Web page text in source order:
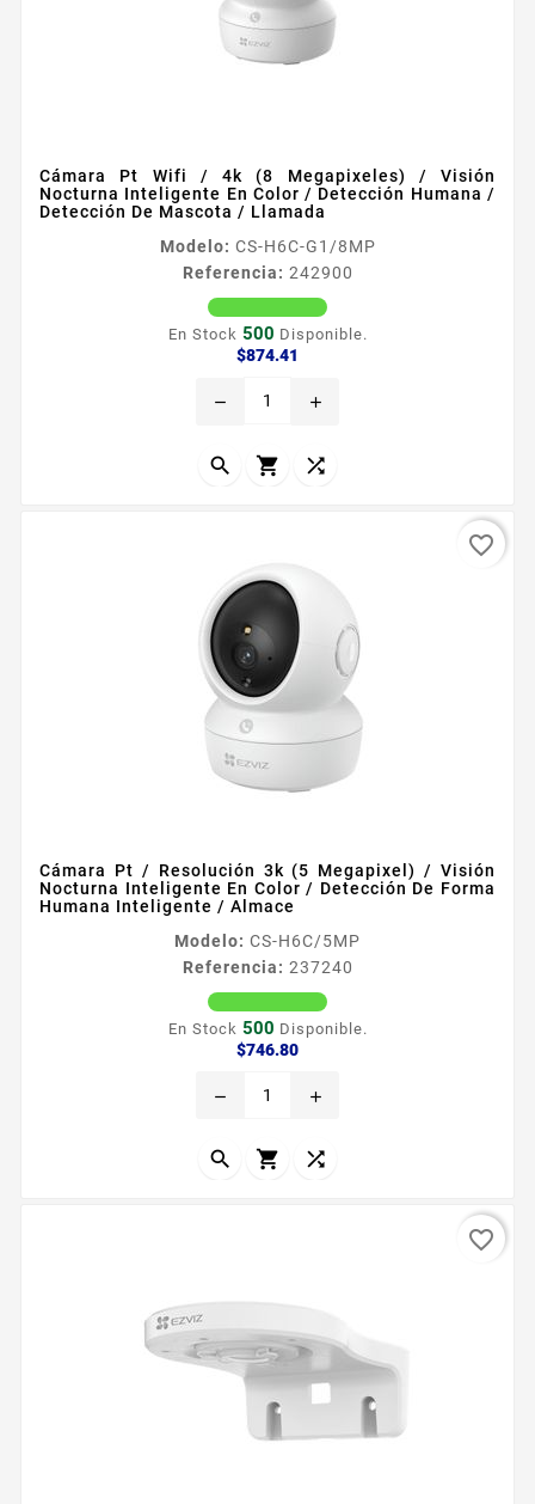
Cámara Pt Wifi / 4k (8 Megapixeles) / Visión
Nocturna Inteligente En Color / Detección Humana /
Detección De Mascota / Llamada
Modelo: CS-H6C-G1/8MP
Referencia: 242900
En Stock 500 Disponible.
$874.41
remove add
  
Cámara Pt / Resolución 3k (5 Megapixel) / Visión
Nocturna Inteligente En Color / Detección De Forma
Humana Inteligente / Almace
Modelo: CS-H6C/5MP
Referencia: 237240
En Stock 500 Disponible.
$746.80Precio
remove add
  
favorite_border
favorite_border